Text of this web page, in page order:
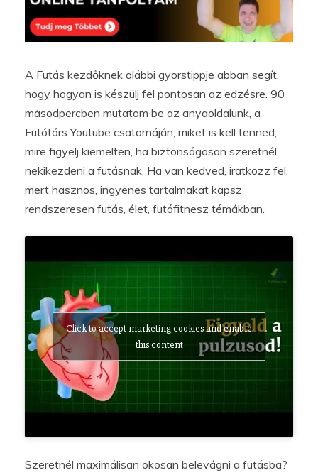
A Futás kezdőknek alábbi gyorstippje abban segít,
hogy hogyan is készülj fel pontosan az edzésre. 90
másodpercben mutatom be az anyaoldalunk, a
Futótárs Youtube csatornáján, miket is kell tenned,
mire figyelj kiemelten, ha biztonságosan szeretnél
nekikezdeni a futásnak. Ha van kedved, iratkozz fel,
mert hasznos, ingyenes tartalmakat kapsz
rendszeresen futás, élet, futófitnesz témákban.
Click to accept marketing cookies and enable
this content
Szeretnél maximálisan okosan belevágni a futásba?